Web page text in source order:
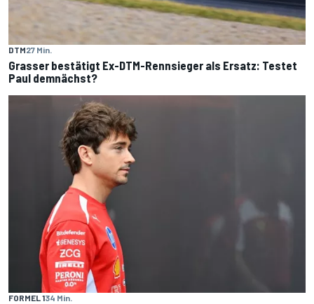
DTM27 Min.
Grasser bestätigt Ex-DTM-Rennsieger als Ersatz: Testet
Paul demnächst?
FORMEL 134 Min.